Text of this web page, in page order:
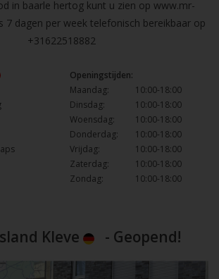
in baarle hertog kunt u zien op www.mr-
7 dagen per week telefonisch bereikbaar op
+31622518882
Openingstijden:
Maandag:
10:00-18:00
Dinsdag:
10:00-18:00
Woensdag:
10:00-18:00
Donderdag:
10:00-18:00
Vrijdag:
10:00-18:00
Zaterdag:
10:00-18:00
Zondag:
10:00-18:00
Kleve - Geopend!